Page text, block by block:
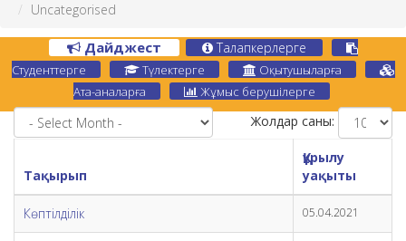
Uncategorised
Дайджест Талапкерлерге
Студенттерге Түлектерге
Оқытушыларға
Ата-аналарға
Жұмыс берушілерге
Жолдар саны:
Тақырып
Құрылу
уақыты
Көптілділік 05.04.2021